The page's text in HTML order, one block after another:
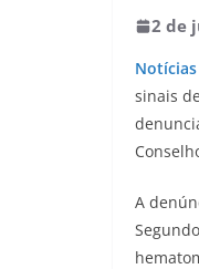
2 de
sinais
A